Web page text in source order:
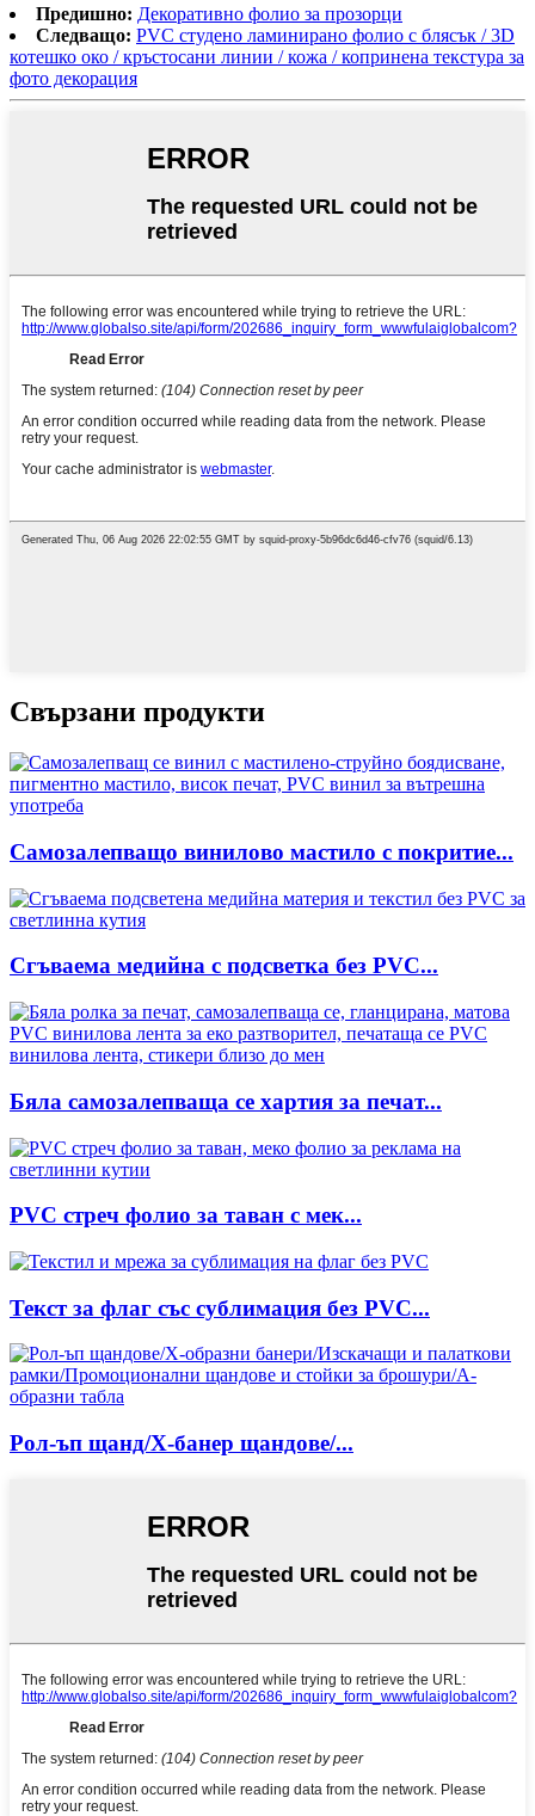
Предишно: Декоративно фолио за прозорци
Следващо: PVC студено ламинирано фолио с блясък / 3D
котешко око / кръстосани линии / кожа / копринена текстура за
фото декорация
Свързани продукти
Самозалепващо винилово мастило с покритие...
Сгъваема медийна с подсветка без PVC...
Бяла самозалепваща се хартия за печат...
PVC стреч фолио за таван с мек...
Текст за флаг със сублимация без PVC...
Рол-ъп щанд/X-банер щандове/...